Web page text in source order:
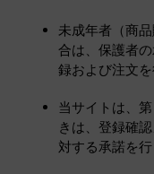
未成年者（商
合は、保護者
録および注文を
当サイトは、
きは、登録確
対する承諾を行